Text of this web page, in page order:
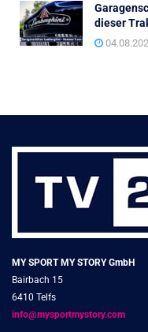
dieser
MY SPORT MY STORY GmbH
Bairbach 15
6410 Telfs
info@mysportmystory.com